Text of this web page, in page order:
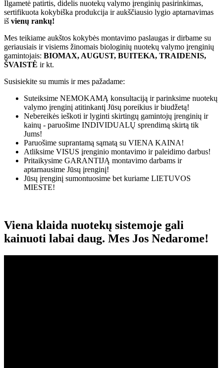
Ilgametė patirtis, didelis nuotekų valymo įrenginių pasirinkimas,
sertifikuota kokybiška produkcija ir aukščiausio lygio aptarnavimas
iš vienų rankų!
Mes teikiame aukštos kokybės montavimo paslaugas ir dirbame su
geriausiais ir visiems žinomais biologinių nuotekų valymo įrenginių
gamintojais: BIOMAX, AUGUST, BUITEKA, TRAIDENIS,
ŠVAISTĖ ir kt.
Susisiekite su mumis ir mes pažadame:
Suteiksime NEMOKAMĄ konsultaciją ir parinksime nuotekų
valymo įrenginį atitinkantį Jūsų poreikius ir biudžetą!
Nebereikės ieškoti ir lyginti skirtingų gamintojų įrenginių ir
kainų - paruošime INDIVIDUALŲ sprendimą skirtą tik
Jums!
Paruošime suprantamą sąmatą su VIENA KAINA!
Atliksime VISUS įrenginio montavimo ir paleidimo darbus!
Pritaikysime GARANTIJĄ montavimo darbams ir
aptarnausime Jūsų įrenginį!
Jūsų įrenginį sumontuosime bet kuriame LIETUVOS
MIESTE!
Viena klaida nuotekų sistemoje gali
kainuoti labai daug. Mes Jos Nedarome!